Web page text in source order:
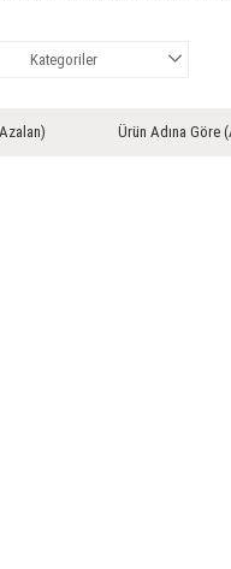
Kategoriler
Ürün Adına Göre